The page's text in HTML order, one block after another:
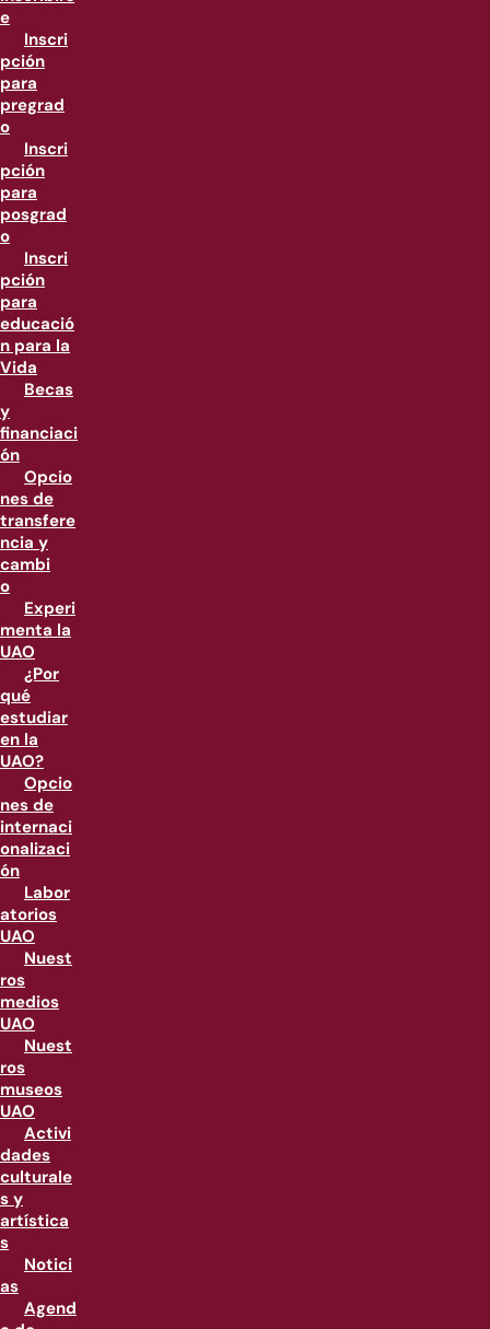
e
Inscri
pción
para
pregrad
o
Inscri
pción
para
posgrad
o
Inscri
pción
para
educació
n para la
Vida
Becas
y
financiaci
ón
Opcio
nes de
transfere
ncia y
cambi
o
Experi
menta la
UAO
¿Por
qué
estudiar
en la
UAO?
Opcio
nes de
internaci
onalizaci
ón
Labor
atorios
UAO
Nuest
ros
medios
UAO
Nuest
ros
museos
UAO
Activi
dades
culturale
s y
artística
s
Notici
as
Agend